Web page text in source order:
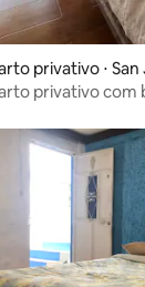
privativo ⋅ San
privativo com